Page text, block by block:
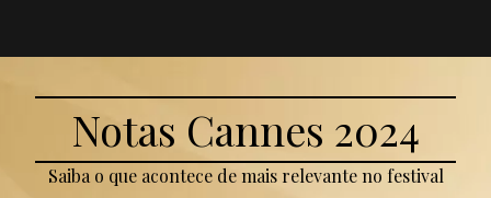
Notas Cannes 2024
Saiba o que acontece de mais relevante no festival